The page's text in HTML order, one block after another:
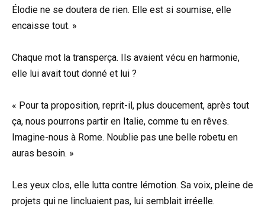
Élodie ne se doutera de rien. Elle est si soumise, elle
encaisse tout. »
Chaque mot la transperça. Ils avaient vécu en harmonie,
elle lui avait tout donné et lui ?
« Pour ta proposition, reprit-il, plus doucement, après tout
ça, nous pourrons partir en Italie, comme tu en rêves.
Imagine-nous à Rome. Noublie pas une belle robetu en
auras besoin. »
Les yeux clos, elle lutta contre lémotion. Sa voix, pleine de
projets qui ne lincluaient pas, lui semblait irréelle.